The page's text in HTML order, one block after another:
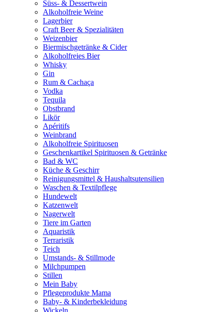
Süss- & Dessertwein
Alkoholfreie Weine
Lagerbier
Craft Beer & Spezialitäten
Weizenbier
Biermischgetränke & Cider
Alkoholfreies Bier
Whisky
Gin
Rum & Cachaça
Vodka
Tequila
Obstbrand
Likör
Apéritifs
Weinbrand
Alkoholfreie Spirituosen
Geschenkartikel Spirituosen & Getränke
Bad & WC
Küche & Geschirr
Reinigungsmittel & Haushaltsutensilien
Waschen & Textilpflege
Hundewelt
Katzenwelt
Nagerwelt
Tiere im Garten
Aquaristik
Terraristik
Teich
Umstands- & Stillmode
Milchpumpen
Stillen
Mein Baby
Pflegeprodukte Mama
Baby- & Kinderbekleidung
Wickeln